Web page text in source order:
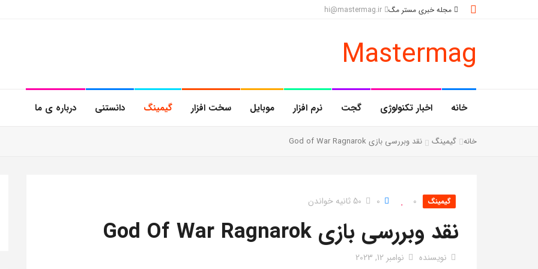
مجله خبری مستر مگ
Mastermag
خانه اخبار تکنولوژی گجت نرم افزار موبایل سخت افزار گیمینگ دانستنی درباره ی ما
خانه گیمینگ نقد وبررسی بازی God of War Ragnarok
گیمینگ 0
0 50 ثانیه خواندن
نقد وبررسی بازی God Of War Ragnarok
نویسنده نوامبر 12, 2023